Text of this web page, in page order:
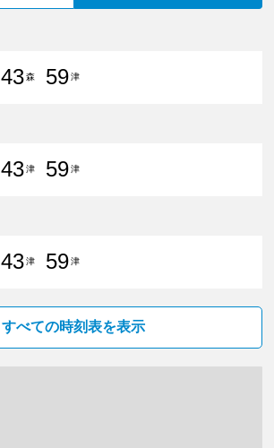
43森
59津
43津
59津
43津
59津
すべての時刻表を表示